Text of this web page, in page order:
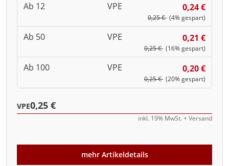
Ab 12 VPE 0,24 €
0,25 € (4% gespart)
Ab 50 VPE 0,21 €
0,25 € (16% gespart)
Ab 100 VPE 0,20 €
0,25 € (20% gespart)
VPE0,25 €
inkl. 19% MwSt. + Versand
mehr Artikeldetails